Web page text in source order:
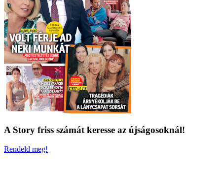
A Story friss számát keresse az újságosoknál!
Rendeld meg!